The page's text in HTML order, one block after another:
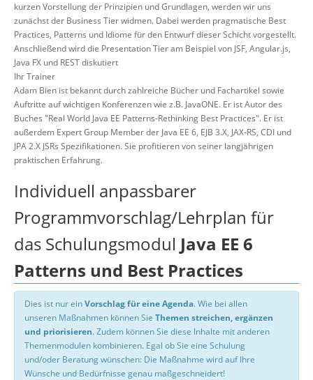
kurzen Vorstellung der Prinzipien und Grundlagen, werden wir uns
zunächst der Business Tier widmen. Dabei werden pragmatische Best
Practices, Patterns und Idiome für den Entwurf dieser Schicht vorgestellt.
Anschließend wird die Presentation Tier am Beispiel von JSF, Angular.js,
Java FX und REST diskutiert
Ihr Trainer
Adam Bien ist bekannt durch zahlreiche Bücher und Fachartikel sowie
Auftritte auf wichtigen Konferenzen wie z.B. JavaONE. Er ist Autor des
Buches "Real World Java EE Patterns-Rethinking Best Practices". Er ist
außerdem Expert Group Member der Java EE 6, EJB 3.X, JAX-RS, CDI und
JPA 2.X JSRs Spezifikationen. Sie profitieren von seiner langjährigen
praktischen Erfahrung.
Individuell anpassbarer
Programmvorschlag/Lehrplan für
das Schulungsmodul Java EE 6
Patterns und Best Practices
Dies ist nur einVorschlag für eine Agenda. Wie bei allen
unseren Maßnahmen können Sie Themen streichen, ergänzen
und priorisieren. Zudem können Sie diese Inhalte mit anderen
Themenmodulen kombinieren. Egal ob Sie eine Schulung
und/oder Beratung wünschen: Die Maßnahme wird auf Ihre
Wünsche und Bedürfnisse genau maßgeschneidert!